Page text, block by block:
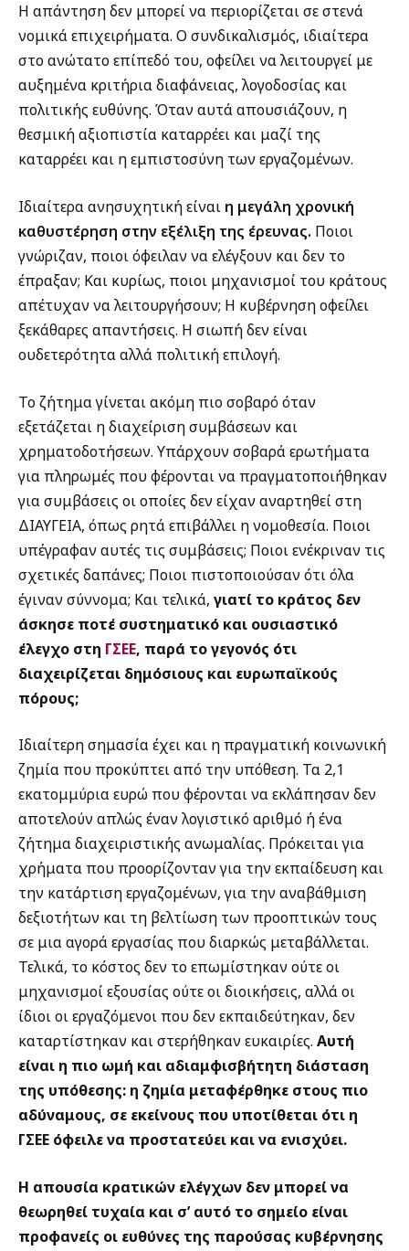
Η απάντηση δεν μπορεί να περιορίζεται σε στενά
νομικά επιχειρήματα. Ο συνδικαλισμός, ιδιαίτερα
στο ανώτατο επίπεδό του, οφείλει να λειτουργεί με
αυξημένα κριτήρια διαφάνειας, λογοδοσίας και
πολιτικής ευθύνης. Όταν αυτά απουσιάζουν, η
θεσμική αξιοπιστία καταρρέει και μαζί της
καταρρέει και η εμπιστοσύνη των εργαζομένων.
Ιδιαίτερα ανησυχητική είναι η μεγάλη χρονική
καθυστέρηση στην εξέλιξη της έρευνας. Ποιοι
γνώριζαν, ποιοι όφειλαν να ελέγξουν και δεν το
έπραξαν; Και κυρίως, ποιοι μηχανισμοί του κράτους
απέτυχαν να λειτουργήσουν; Η κυβέρνηση οφείλει
ξεκάθαρες απαντήσεις. Η σιωπή δεν είναι
ουδετερότητα αλλά πολιτική επιλογή.
Το ζήτημα γίνεται ακόμη πιο σοβαρό όταν
εξετάζεται η διαχείριση συμβάσεων και
χρηματοδοτήσεων. Υπάρχουν σοβαρά ερωτήματα
για πληρωμές που φέρονται να πραγματοποιήθηκαν
για συμβάσεις οι οποίες δεν είχαν αναρτηθεί στη
ΔΙΑΥΓΕΙΑ, όπως ρητά επιβάλλει η νομοθεσία. Ποιοι
υπέγραφαν αυτές τις συμβάσεις; Ποιοι ενέκριναν τις
σχετικές δαπάνες; Ποιοι πιστοποιούσαν ότι όλα
έγιναν σύννομα; Και τελικά, γιατί το κράτος δεν
άσκησε ποτέ συστηματικό και ουσιαστικό
έλεγχο στη ΓΣΕΕ, παρά το γεγονός ότι
διαχειρίζεται δημόσιους και ευρωπαϊκούς
πόρους;
Ιδιαίτερη σημασία έχει και η πραγματική κοινωνική
ζημία που προκύπτει από την υπόθεση. Τα 2,1
εκατομμύρια ευρώ που φέρονται να εκλάπησαν δεν
αποτελούν απλώς έναν λογιστικό αριθμό ή ένα
ζήτημα διαχειριστικής ανωμαλίας. Πρόκειται για
χρήματα που προορίζονταν για την εκπαίδευση και
την κατάρτιση εργαζομένων, για την αναβάθμιση
δεξιοτήτων και τη βελτίωση των προοπτικών τους
σε μια αγορά εργασίας που διαρκώς μεταβάλλεται.
Τελικά, το κόστος δεν το επωμίστηκαν ούτε οι
μηχανισμοί εξουσίας ούτε οι διοικήσεις, αλλά οι
ίδιοι οι εργαζόμενοι που δεν εκπαιδεύτηκαν, δεν
καταρτίστηκαν και στερήθηκαν ευκαιρίες. Αυτή
είναι η πιο ωμή και αδιαμφισβήτητη διάσταση
της υπόθεσης: η ζημία μεταφέρθηκε στους πιο
αδύναμους, σε εκείνους που υποτίθεται ότι η
ΓΣΕΕ όφειλε να προστατεύει και να ενισχύει.
Η απουσία κρατικών ελέγχων δεν μπορεί να
θεωρηθεί τυχαία και σ’ αυτό το σημείο είναι
προφανείς οι ευθύνες της παρούσας κυβέρνησης